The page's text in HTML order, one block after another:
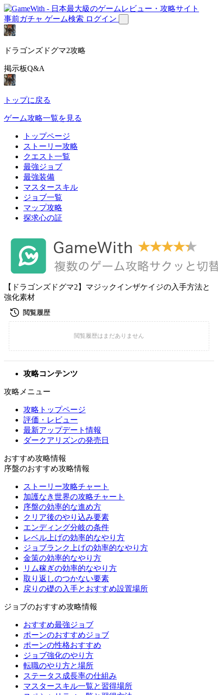
事前ガチャ ゲーム検索 ログイン
ドラゴンズドグマ2攻略
掲示板Q&A
トップに戻る
ゲーム攻略一覧を見る
トップページ
ストーリー攻略
クエスト一覧
最強ジョブ
最強装備
マスタースキル
ジョブ一覧
マップ攻略
探求心の証
【ドラゴンズドグマ2】マジックインザケイジの入手方法と
強化素材
攻略コンテンツ
攻略メニュー
攻略トップページ
評価・レビュー
最新アップデート情報
ダークアリズンの発売日
おすすめ攻略情報
序盤のおすすめ攻略情報
ストーリー攻略チャート
加護なき世界の攻略チャート
序盤の効率的な進め方
クリア後のやり込み要素
エンディング分岐の条件
レベル上げの効率的なやり方
ジョブランク上げの効率的なやり方
金策の効率的なやり方
リム稼ぎの効率的なやり方
取り返しのつかない要素
戻りの礎の入手とおすすめ設置場所
ジョブのおすすめ攻略情報
おすすめ最強ジョブ
ポーンのおすすめジョブ
ポーンの性格おすすめ
ジョブ強化のやり方
転職のやり方と場所
ステータス成長率の仕組み
マスタースキル一覧と習得場所